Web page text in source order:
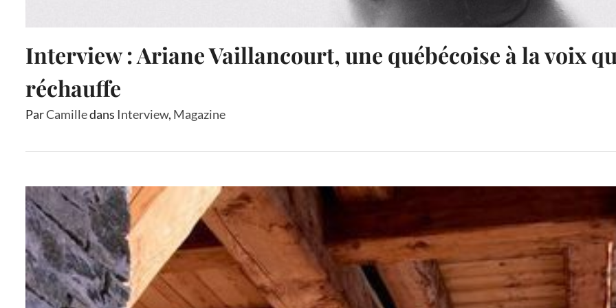
Interview : Ariane Vaillancourt, une québécoise à la voix
réchauffe
ParCamilledans Interview, Magazine